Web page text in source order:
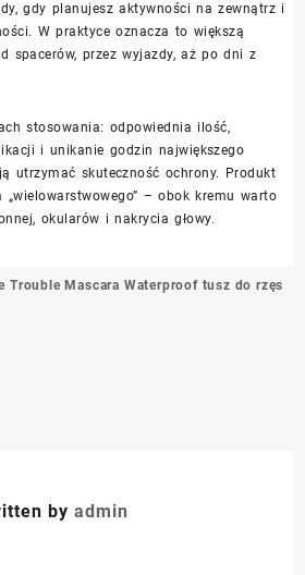
gdy planujesz aktywności na zewnątrz i
W praktyce oznacza to większą
spacerów, przez wyjazdy, aż po dni z
stosowania: odpowiednia ilość,
i unikanie godzin największego
utrzymać skuteczność ochrony. Produkt
– obok kremu warto
okularów i nakrycia głowy.
Trouble Mascara Waterproof tusz do rzęs
by admin